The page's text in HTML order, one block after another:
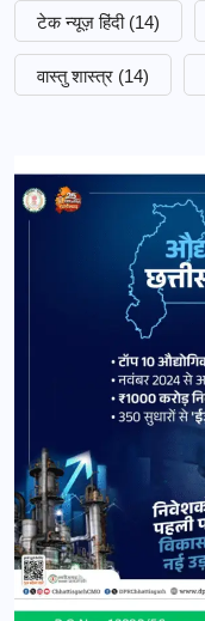
टेक न्यूज़ हिंदी (14)
वास्तु शास्त्र (14)